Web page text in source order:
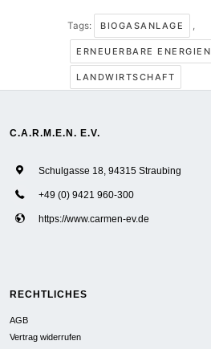
Tags: BIOGASANLAGE ,
ERNEUERBARE ENERGIEN
LANDWIRTSCHAFT
C.A.R.M.E.N. E.V.
Schulgasse 18, 94315 Straubing
+49 (0) 9421 960-300
https://www.carmen-ev.de
RECHTLICHES
AGB
Vertrag widerrufen